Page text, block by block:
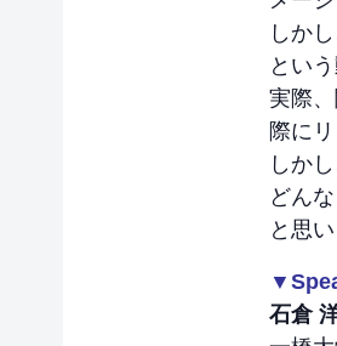
しか
とい
実際
際に
しか
どん
と思い
石倉